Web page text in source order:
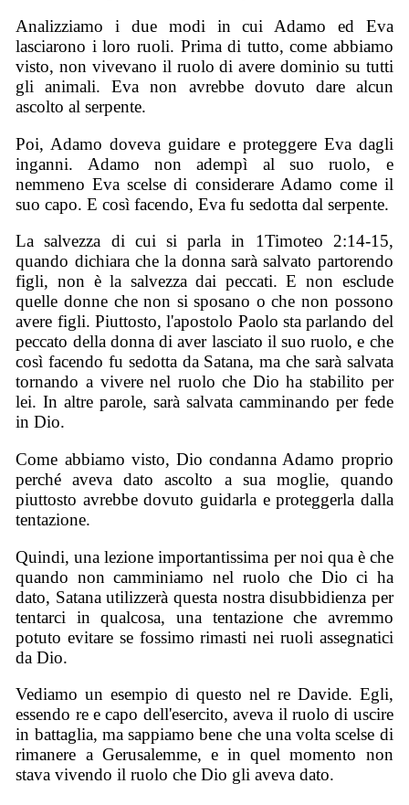
Analizziamo i due modi in cui Adamo ed Eva
lasciarono i loro ruoli. Prima di tutto, come abbiamo
visto, non vivevano il ruolo di avere dominio su tutti
gli animali. Eva non avrebbe dovuto dare alcun
ascolto al serpente.
Poi, Adamo doveva guidare e proteggere Eva dagli
inganni. Adamo non adempì al suo ruolo, e
nemmeno Eva scelse di considerare Adamo come il
suo capo. E così facendo, Eva fu sedotta dal serpente.
La salvezza di cui si parla in 1Timoteo 2:14-15,
quando dichiara che la donna sarà salvato partorendo
figli, non è la salvezza dai peccati. E non esclude
quelle donne che non si sposano o che non possono
avere figli. Piuttosto, l'apostolo Paolo sta parlando del
peccato della donna di aver lasciato il suo ruolo, e che
così facendo fu sedotta da Satana, ma che sarà salvata
tornando a vivere nel ruolo che Dio ha stabilito per
lei. In altre parole, sarà salvata camminando per fede
in Dio.
Come abbiamo visto, Dio condanna Adamo proprio
perché aveva dato ascolto a sua moglie, quando
piuttosto avrebbe dovuto guidarla e proteggerla dalla
tentazione.
Quindi, una lezione importantissima per noi qua è che
quando non camminiamo nel ruolo che Dio ci ha
dato, Satana utilizzerà questa nostra disubbidienza per
tentarci in qualcosa, una tentazione che avremmo
potuto evitare se fossimo rimasti nei ruoli assegnatici
da Dio.
Vediamo un esempio di questo nel re Davide. Egli,
essendo re e capo dell'esercito, aveva il ruolo di uscire
in battaglia, ma sappiamo bene che una volta scelse di
rimanere a Gerusalemme, e in quel momento non
stava vivendo il ruolo che Dio gli aveva dato.